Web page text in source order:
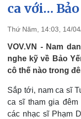
Tổ chức nhân sự
Nhận diện sự thật
ca với…
Thứ Năm, 14:03, 14/
VOV.VN - Nam
nghe kỹ về Bảo
cô thế nào trong
Sắp tới, nam ca sĩ
ca sĩ tham gia đêm
các nhạc sĩ Phạm